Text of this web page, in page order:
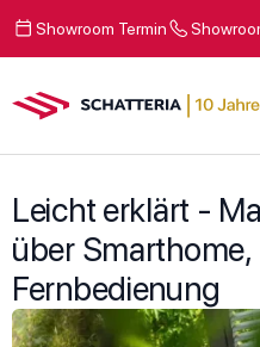
Showroom Termin
Leicht erklärt -
über
Fernbedienung